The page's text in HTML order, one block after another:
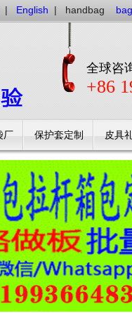
| English | handbag
全球咨
+86
厂 保护套定制 皮具